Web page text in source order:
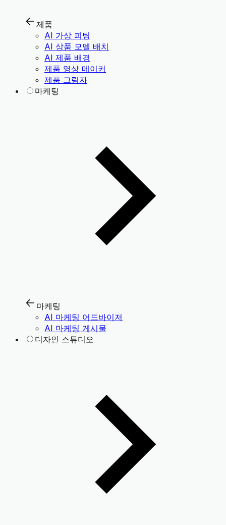
제품
AI 가상 피팅
AI 상품 모델 배치
AI 제품 배경
제품 영상 메이커
제품 그림자
마케팅
마케팅
AI 마케팅 어드바이저
AI 마케팅 게시물
디자인 스튜디오